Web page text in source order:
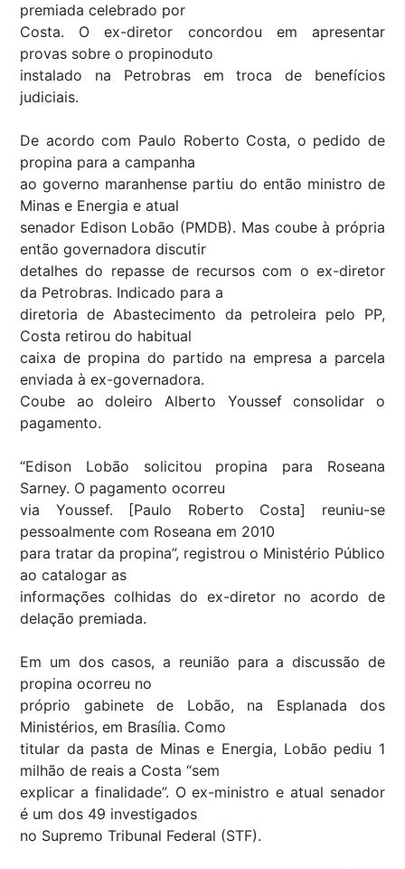
premiada celebrado por
Costa. O ex-diretor concordou em apresentar
provas sobre o propinoduto
instalado na Petrobras em troca de benefícios
judiciais.
De acordo com Paulo Roberto Costa, o pedido de
propina para a campanha
ao governo maranhense partiu do então ministro de
Minas e Energia e atual
senador Edison Lobão (PMDB). Mas coube à própria
então governadora discutir
detalhes do repasse de recursos com o ex-diretor
da Petrobras. Indicado para a
diretoria de Abastecimento da petroleira pelo PP,
Costa retirou do habitual
caixa de propina do partido na empresa a parcela
enviada à ex-governadora.
Coube ao doleiro Alberto Youssef consolidar o
pagamento.
“Edison Lobão solicitou propina para Roseana
Sarney. O pagamento ocorreu
via Youssef. [Paulo Roberto Costa] reuniu-se
pessoalmente com Roseana em 2010
para tratar da propina”, registrou o Ministério Público
ao catalogar as
informações colhidas do ex-diretor no acordo de
delação premiada.
Em um dos casos, a reunião para a discussão de
propina ocorreu no
próprio gabinete de Lobão, na Esplanada dos
Ministérios, em Brasília. Como
titular da pasta de Minas e Energia, Lobão pediu 1
milhão de reais a Costa “sem
explicar a finalidade”. O ex-ministro e atual senador
é um dos 49 investigados
no Supremo Tribunal Federal (STF).